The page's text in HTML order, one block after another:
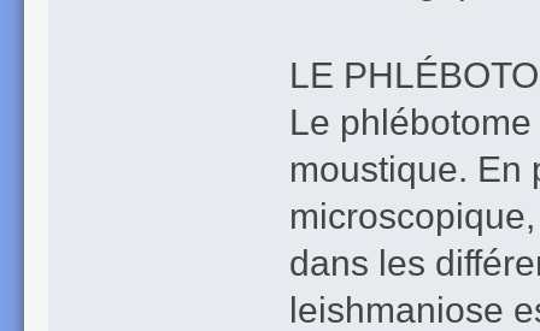
LE
Le
moustique. En
dans les
leishmaniose